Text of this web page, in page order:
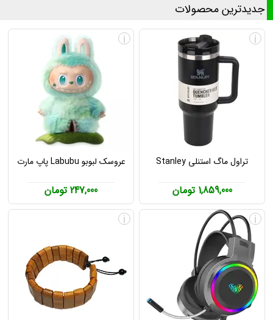
جدیدترین محصولات
تراول ماگ استنلی Stanley
1,859,000 تومان
i
عروسک لبوبو Labubu پاپ مارت
247,000 تومان
i
i
i